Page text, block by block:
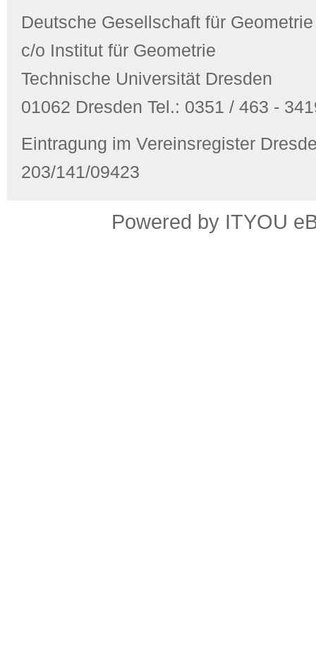
Deutsche Gesellschaft für
c/o Institut für Geometrie
Technische Universität Dresden
01062 Dresden Tel.: 0351 / 463 -
Eintragung im Vereinsregister
203/141/09423
Powered by ITYOU